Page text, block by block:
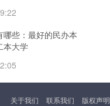
些：最好的民办本
本大学
关于我们 联系我们 版权声明